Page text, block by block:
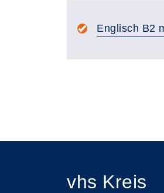
Englisch B2
vhs Kreis